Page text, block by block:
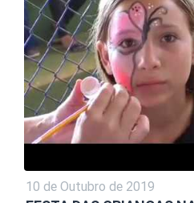
10 de Outubro de 2019